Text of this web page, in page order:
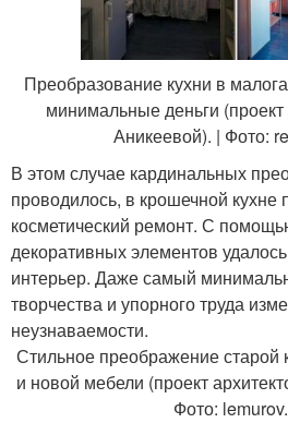
Преобразование кухни в
минимальные деньги
Аникеевой). | Фото:
В этом случае кардинальных
проводилось, в крошечной кухне
косметический ремонт. С
декоративных элементов
интерьер. Даже самый
творчества и упорного труда
неузнаваемости.
Стильное преображение старой
и новой мебели (проект
Фото: